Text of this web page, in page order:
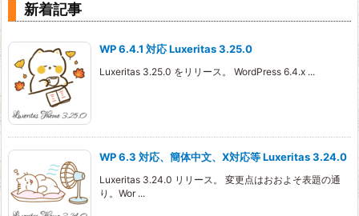
新着記事
WP 6.4.1 対応 Luxeritas 3.25.0
Luxeritas 3.25.0 をリリース。 WordPress 6.4.x ...
WP 6.3 対応、簡体中文、X対応等 Luxeritas 3.24.0
Luxeritas 3.24.0 リリース。 変更点はおおよそ表題の通
り。Wor ...